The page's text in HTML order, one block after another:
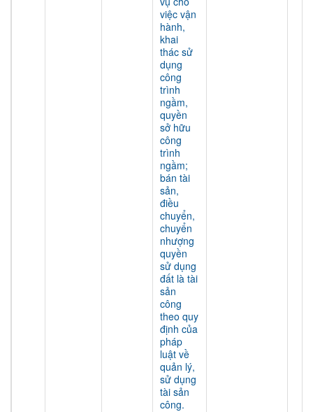
việc vận
hành,
khai
thác sử
dụng
công
trình
ngầm,
quyền
sở hữu
công
trình
ngầm;
bán tài
sản,
điều
chuyển,
chuyển
nhượng
quyền
sử dụng
đất là tài
sản
công
theo quy
định của
pháp
luật về
quản lý,
sử dụng
tài sản
công.